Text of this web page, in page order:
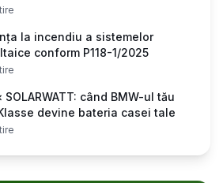
la incendiu a sistemelor
conform P118-1/2025
SOLARWATT: când BMW-ul tău
devine bateria casei tale